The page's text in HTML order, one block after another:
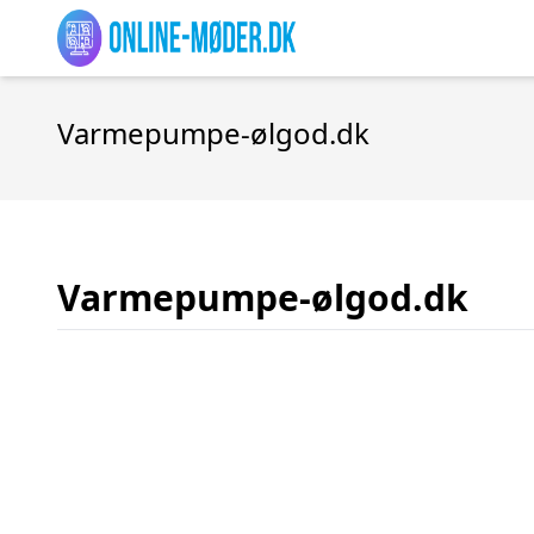
Varmepumpe-ølgod.dk
Varmepumpe-ølgod.dk